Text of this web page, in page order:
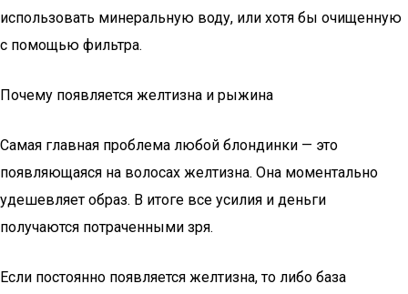
использовать минеральную воду, или хотя бы очищенную
с помощью фильтра.
Почему появляется желтизна и рыжина
Самая главная проблема любой блондинки — это
появляющаяся на волосах желтизна. Она моментально
удешевляет образ. В итоге все усилия и деньги
получаются потраченными зря.
Если постоянно появляется желтизна, то либо база